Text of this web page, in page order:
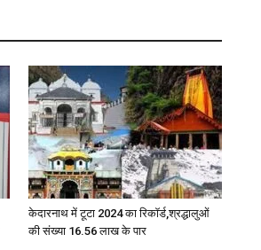
केदारनाथ में टूटा 2024 का रिकॉर्ड,श्रद्धालुओं
की संख्या 16.56 लाख के पार